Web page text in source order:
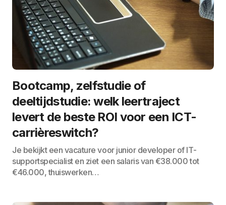
Bootcamp, zelfstudie of
deeltijdstudie: welk leertraject
levert de beste ROI voor een ICT-
carrièreswitch?
Je bekijkt een vacature voor junior developer of IT-
supportspecialist en ziet een salaris van €38.000 tot
€46.000, thuiswerken…